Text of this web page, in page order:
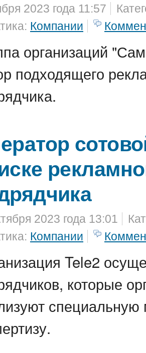
2023 года 11:57
Компании
организаций
подходящего
2023 года 13:01
Компании
Tele2
которые
специальную